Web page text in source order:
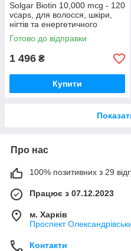
Solgar Biotin 10,000 mcg - 120
vcaps, для волосся, шкіри,
нігтів та енергетичного
обміну
Готово до відправки
1 496 ₴
Купити
Про нас
100% позитивних з 29
Працює з 07.12.2023
м. Харків
Проспект
Контакти